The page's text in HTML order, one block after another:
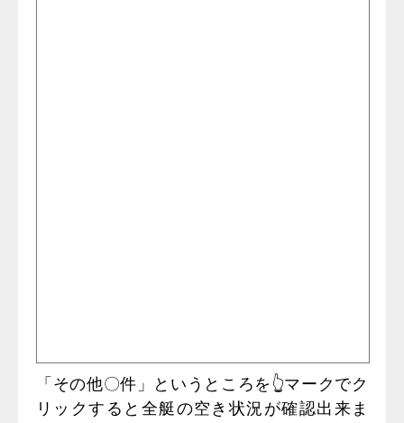
「その他〇件」というところを👆マークでク
リックすると全艇の空き状況が確認出来ま